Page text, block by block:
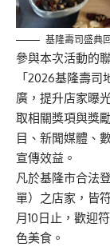
基隆壽司盛典
參與本次活動的
「2026基隆壽
廣，提升店家曝
取相關獎項與獎
目、新聞媒體、
宣傳效益。
凡於基隆市合法
單）之店家，皆
月10日止，歡迎
色美食。